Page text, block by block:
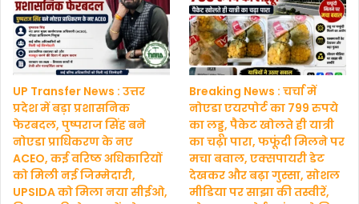
UP Transfer News : उत्तर
प्रदेश में बड़ा प्रशासनिक
फेरबदल, पुष्पराज सिंह बने
नोएडा प्राधिकरण के नए
ACEO, कई वरिष्ठ अधिकारियों
को मिली नई जिम्मेदारी,
UPSIDA को मिला नया सीईओ,
Breaking News : चर्चा में
नोएडा एयरपोर्ट का 799 रुपये
का लड्डू, पैकेट खोलते ही यात्री
का चढ़ा पारा, फफूंदी मिलने पर
मचा बवाल, एक्सपायरी डेट
देखकर और बढ़ा गुस्सा, सोशल
मीडिया पर साझा की तस्वीरें,